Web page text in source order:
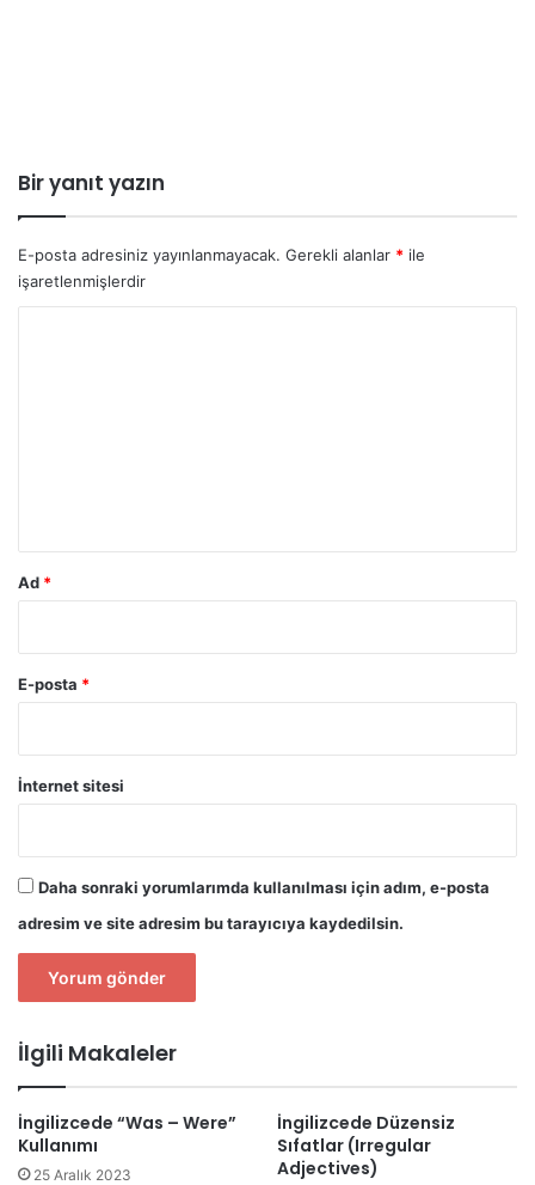
Bir yanıt yazın
E-posta adresiniz yayınlanmayacak. Gerekli alanlar * ile
işaretlenmişlerdir
Ad *
E-posta *
İnternet sitesi
Daha sonraki yorumlarımda kullanılması için adım, e-posta
adresim ve site adresim bu tarayıcıya kaydedilsin.
İlgili Makaleler
İngilizcede “Was – Were”
Kullanımı
25 Aralık 2023
İngilizcede Düzensiz
Sıfatlar (Irregular
Adjectives)